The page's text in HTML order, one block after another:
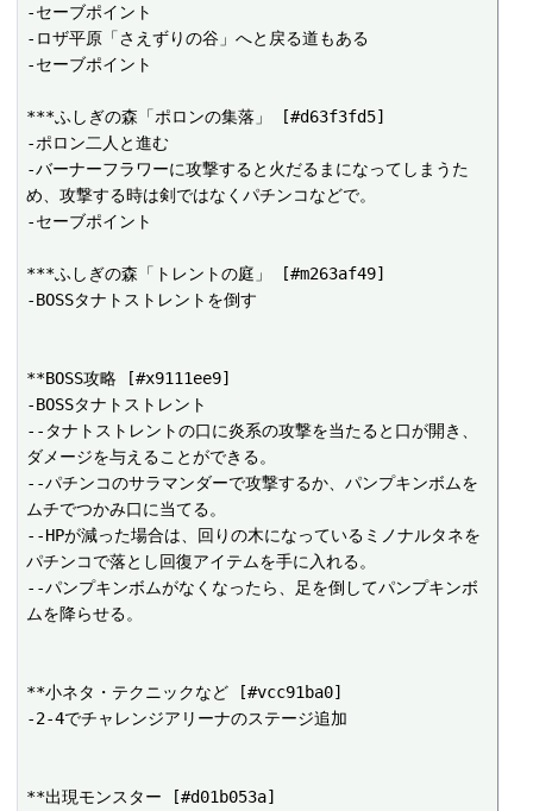
-セーブポイント
-ロザ平原「さえずりの谷」へと戻る道もある
-セーブポイント
***ふしぎの森「ポロンの集落」 [#d63f3fd5]
-ポロン二人と進む
-バーナーフラワーに攻撃すると火だるまになってしまうた
め、攻撃する時は剣ではなくパチンコなどで。
-セーブポイント
***ふしぎの森「トレントの庭」 [#m263af49]
-BOSSタナトストレントを倒す
**BOSS攻略 [#x9111ee9]
-BOSSタナトストレント
--タナトストレントの口に炎系の攻撃を当たると口が開き、
ダメージを与えることができる。
--パチンコのサラマンダーで攻撃するか、パンプキンボムを
ムチでつかみ口に当てる。
--HPが減った場合は、回りの木になっているミノナルタネを
パチンコで落とし回復アイテムを手に入れる。
--パンプキンボムがなくなったら、足を倒してパンプキンボ
ムを降らせる。
**小ネタ・テクニックなど [#vcc91ba0]
-2-4でチャレンジアリーナのステージ追加
**出現モンスター [#d01b053a]